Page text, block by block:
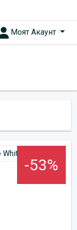
Моят Акаунт
-53%